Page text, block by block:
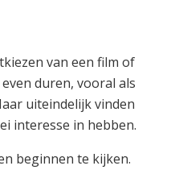
van een film of
duren, vooral als
uiteindelijk vinden
interesse in hebben.
beginnen te kijken.